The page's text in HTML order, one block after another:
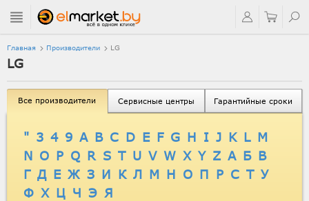
Главная Производители LG
LG
Все производители Сервисные центры Гарантийные сроки
" 3 4 9 A B C D E F G H I J K L M
N O P Q R S T U V W X Y Z А Б В
Г Д Е Ж З И К Л М Н О П Р С Т У
Ф Х Ц Ч Э Я